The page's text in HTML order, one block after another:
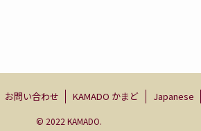
お問い合わせ KAMADO かまど Japanese
© 2022 KAMADO.